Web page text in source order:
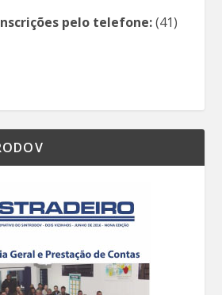
pelo telefone:(41)